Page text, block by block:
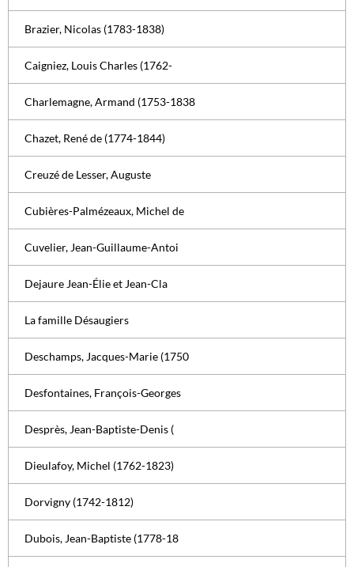
Brazier, Nicolas (1783-1838)
Caigniez, Louis Charles (1762-
Charlemagne, Armand (1753-1838
Chazet, René de (1774-1844)
Creuzé de Lesser, Auguste
Cubières-Palmézeaux, Michel de
Cuvelier, Jean-Guillaume-Antoi
Dejaure Jean-Élie et Jean-Cla
La famille Désaugiers
Deschamps, Jacques-Marie (1750
Desfontaines, François-Georges
Desprès, Jean-Baptiste-Denis (
Dieulafoy, Michel (1762-1823)
Dorvigny (1742-1812)
Dubois, Jean-Baptiste (1778-18